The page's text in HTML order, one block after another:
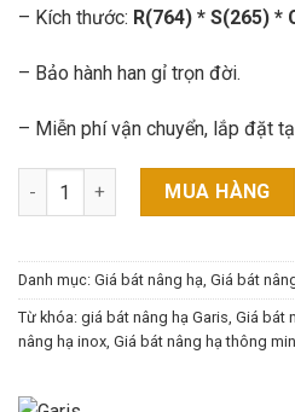
– Kích thước: R(764) * S(265) *
– Bảo hành han gỉ trọn đời.
– Miễn phí vận chuyển, lắp đặt
Giá bát nâng hạ Garis ML06.80V
MUA HÀNG
Danh mục: Giá bát nâng hạ, Giá bát
Từ khóa: giá bát nâng hạ Garis, Giá bát
nâng hạ inox, Giá bát nâng hạ thông